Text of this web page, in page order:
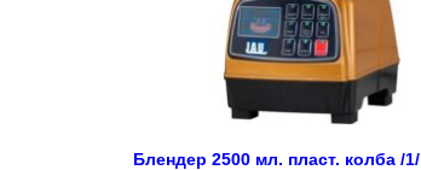
Блендер 2500 мл. пласт. колба /1/